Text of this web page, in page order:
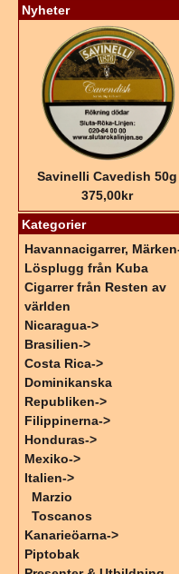
Nyheter
Savinelli Cavedish 50g
375,00kr
Kategorier
Havannacigarrer,
Lösplugg från Kuba
Cigarrer från Resten av
världen
Nicaragua->
Brasilien->
Costa Rica->
Dominikanska
Republiken->
Filippinerna->
Honduras->
Mexiko->
Italien->
Marzio
Toscanos
Kanarieöarna->
Piptobak